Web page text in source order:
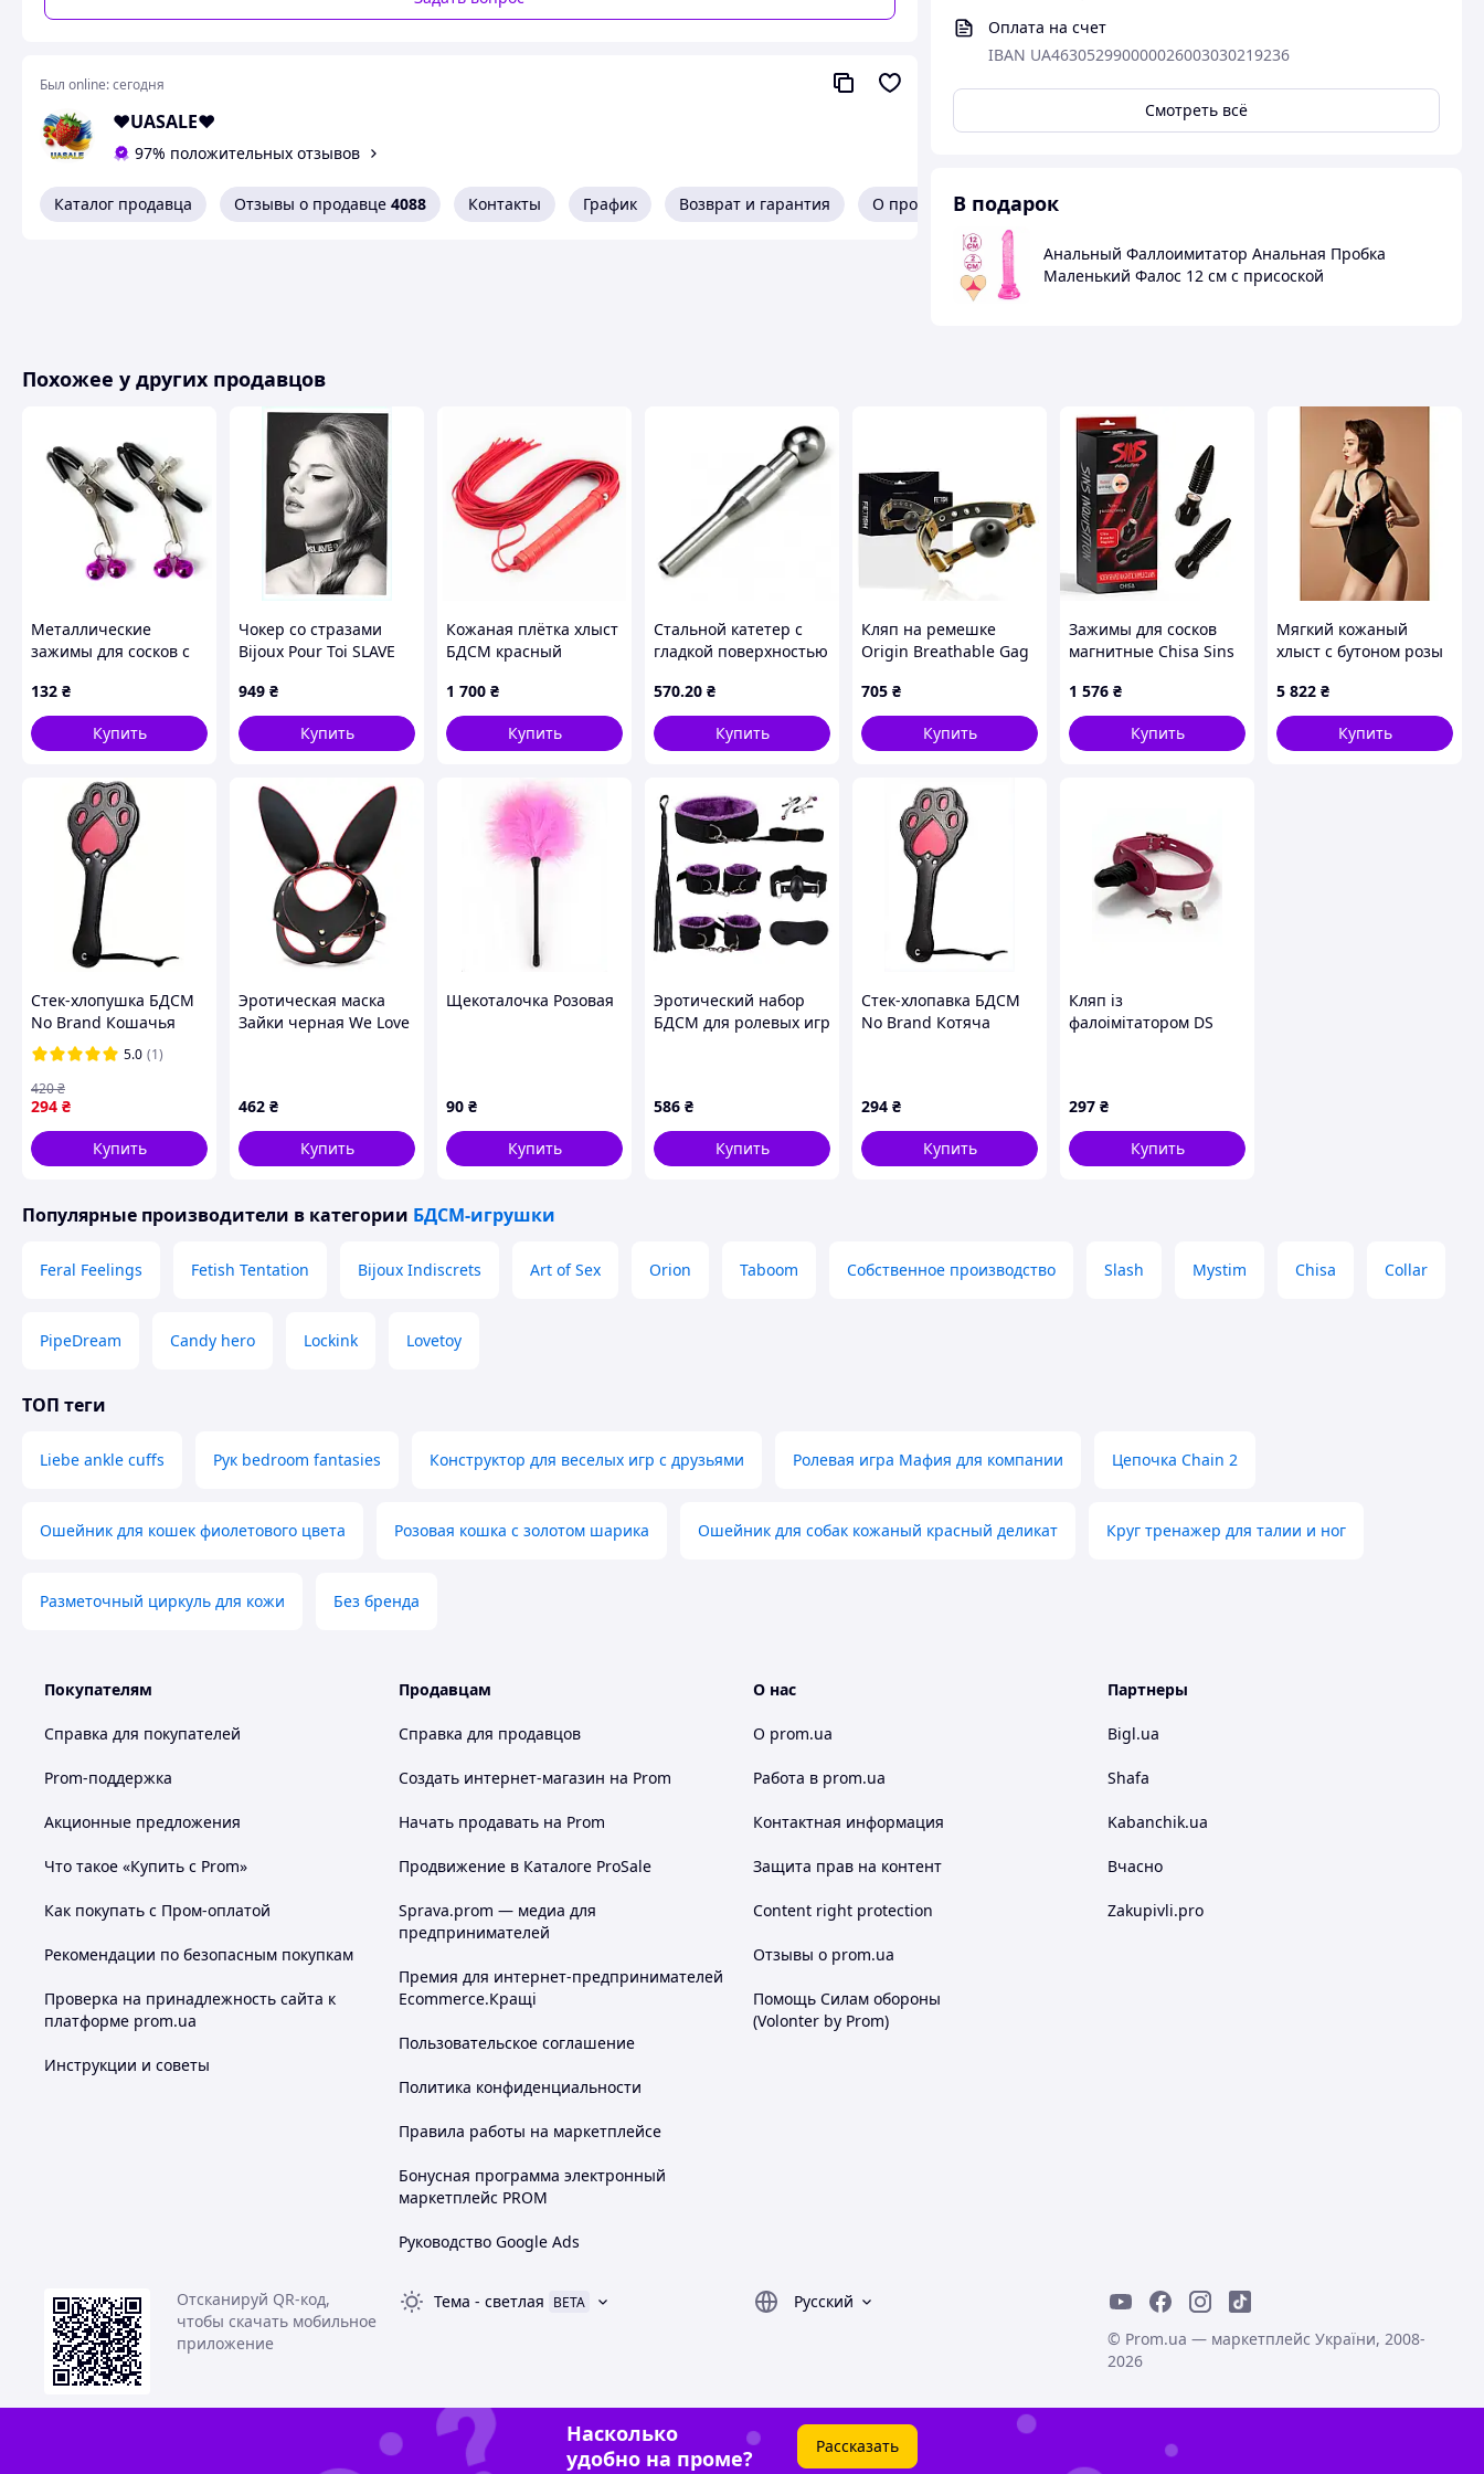
Оплата на счет
IBAN UA463052990000026003030219236
Смотреть всё
В подарок
Анальный Фаллоимитатор Анальная Пробка
Маленький Фалос 12 см с присоской
Напряжение:
110-240V (DC 3-24V)
Скорость движения телескопической ручки:
0 - 200 оборотов мин
Амплитуда движения:
4 см
Регулятор:плавная регулировка скорости динамического позиционирования
Максимальная нагрузка (на остановку):
Диаметр платформы:
Размер:
19 x 8.5 x 7 см
В комплекте:
Секс машина X 1
Регулятор X 1
Похожие товары по характеристикам
Был online:сегодня
❤️UASALE❤️
97% положительных отзывов
Каталог продавца Отзывы о продавце 4088 Контакты График Возврат и гарантия О продавце
Похожее у других продавцов
Металлические
зажимы для сосков с
132 ₴
Купить
Чокер со стразами
Bijoux Pour Toi SLAVE
949 ₴
Купить
Кожаная плётка хлыст
БДСМ красный
1 700 ₴
Купить
Стальной катетер с
гладкой поверхностью
570.20 ₴
Купить
Кляп на ремешке
Origin Breathable Gag
705 ₴
Купить
Зажимы для сосков
магнитные Chisa Sins
Royal Style
1 576 ₴
Купить
Мягкий кожаный
хлыст с бутоном розы
UPKO
5 822 ₴
Купить
Стек-хлопушка БДСМ
No Brand Кошачья
лапка 28 см Красно-
черный (2104619020)
5.0 (1)
294 ₴
420₴
Купить
Эротическая маска
Зайки черная We Love
462 ₴
Купить
Щекоталочка Розовая
90 ₴
Купить
Эротический набор
БДСМ для ролевых игр
586 ₴
Купить
Стек-хлопавка БДСМ
No Brand Котяча
294 ₴
Купить
Кляп із
фалоімітатором DS
297 ₴
Купить
Популярные производители в категории БДСМ-игрушки
Feral Feelings Fetish Tentation Bijoux Indiscrets Art of Sex Orion Taboom Собственное производство Slash Mystim Chisa Collar
PipeDream Candy hero Lockink Lovetoy
ТОП теги
Liebe ankle cuffs Рук bedroom fantasies Конструктор для веселых игр с друзьями Ролевая игра Мафия для компании Цепочка Chain 2
Ошейник для кошек фиолетового цвета Розовая кошка с золотом шарика Ошейник для собак кожаный красный деликат Круг тренажер для талии и ног
Разметочный циркуль для кожи Без бренда
Покупателям
Справка для покупателей
Prom-поддержка
Акционные предложения
Что такое «Купить с Prom»
Как покупать с Пром-оплатой
Рекомендации по безопасным покупкам
Проверка на принадлежность сайта к
платформе prom.ua
Инструкции и советы
Продавцам
Справка для продавцов
Создать интернет-магазин на Prom
Начать продавать на Prom
Продвижение в Каталоге ProSale
Sprava.prom — медиа для
предпринимателей
Премия для интернет-предпринимателей
Ecommerce.Кращі
Пользовательское соглашение
Политика конфиденциальности
Правила работы на маркетплейсе
Бонусная программа электронный
маркетплейс PROM
Руководство Google Ads
О нас
О prom.ua
Работа в prom.ua
Контактная информация
Защита прав на контент
Content right protection
Отзывы о prom.ua
Помощь Силам обороны
(Volonter by Prom)
Партнеры
Bigl.ua
Shafa
Kabanchik.ua
Вчасно
Zakupivli.pro
Отсканируй QR-код,
чтобы скачать мобильное
приложение
Тема - светлая BETA
Русский
© Prom.ua — маркетплейс України, 2008-
2026
Насколько
удобно на проме?
Рассказать